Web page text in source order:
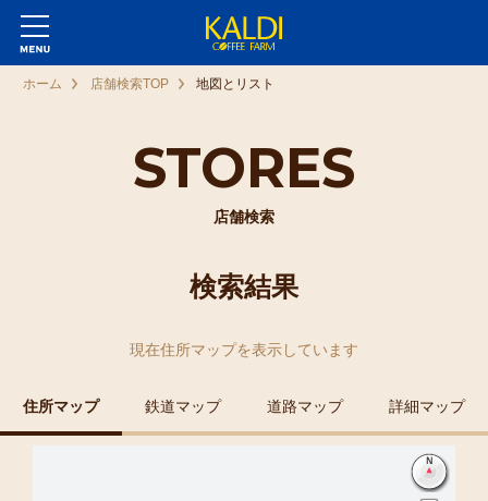
STORES
店舗検索
ホーム 店舗検索TOP 地図とリスト
検索結果
現在住所マップを表示しています
住所マップ 鉄道マップ 道路マップ 詳細マップ